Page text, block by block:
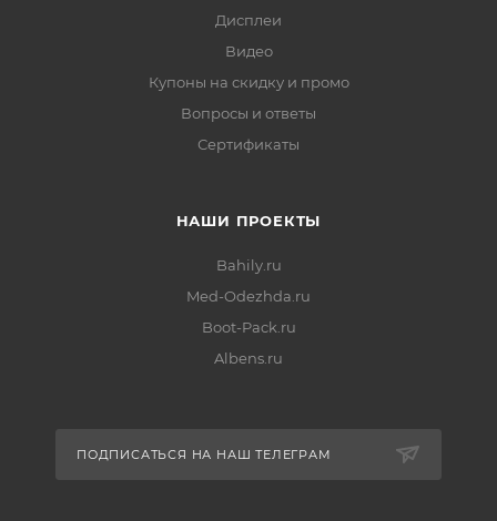
Дисплеи
Видео
Купоны на скидку и промо
Вопросы и ответы
Сертификаты
НАШИ ПРОЕКТЫ
Bahily.ru
Med-Odezhda.ru
Boot-Pack.ru
Albens.ru
ПОДПИСАТЬСЯ НА НАШ ТЕЛЕГРАМ